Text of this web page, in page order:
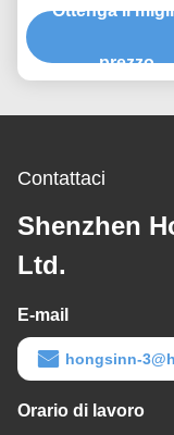
metallo
Ottenga il
prezzo
Contattaci
Shenzhen
Ltd.
E-mail
hongsinn-
Orario di lavoro